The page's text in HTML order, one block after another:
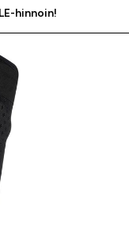
hinnoin!